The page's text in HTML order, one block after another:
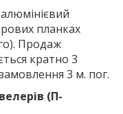
планках
Продаж
кратно 3
3 м. пог.
(П-